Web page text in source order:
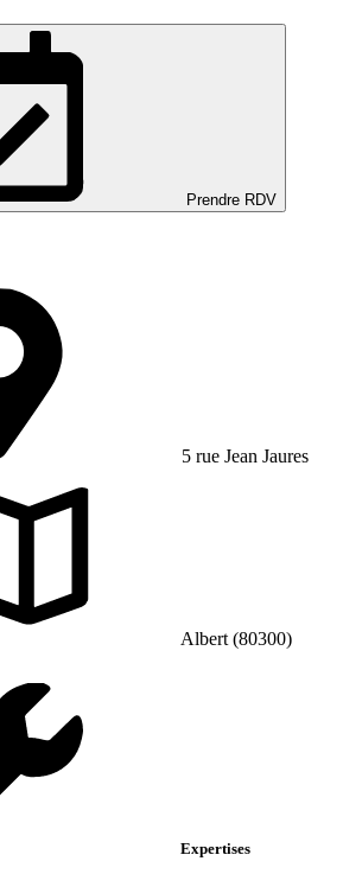
Prendre RDV
5 rue Jean Jaures
Albert (80300)
Expertises